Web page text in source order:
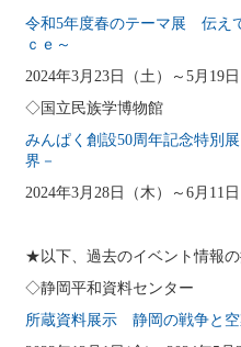
令和5年度春のテーマ展 伝え
ｃｅ～
2024年3月23日（土）～5月19日
◇国立民族学博物館
みんぱく創設50周年記念特別
界－
2024年3月28日（木）～6月11日
★以下、過去のイベント情報の
◇静岡平和資料センター
所蔵資料展示 静岡の戦争と空